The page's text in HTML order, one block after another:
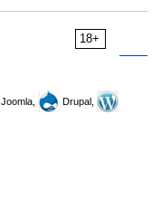
18+
Joomla,
Drupal,